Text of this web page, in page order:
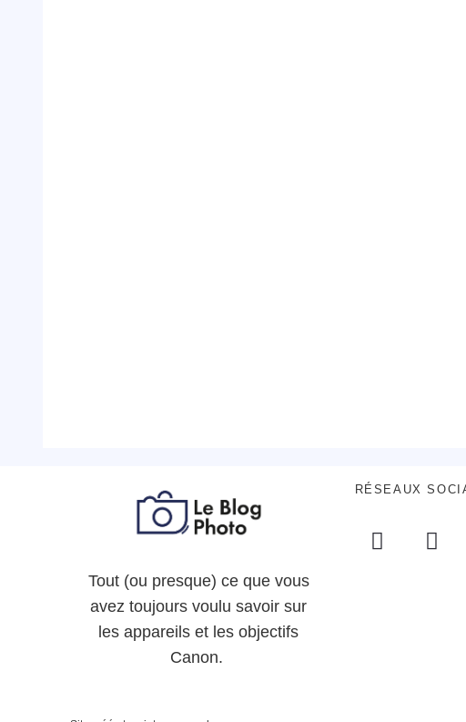
Tout (ou presque) ce que vous
avez toujours voulu savoir sur
les appareils et les objectifs
Canon.
RÉSEAUX